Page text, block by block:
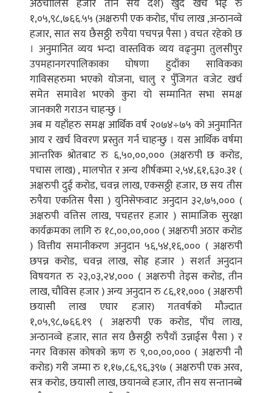
अठचालिस हजार तीन सय दश) खुद खर्च भई रु
१,०५,९८,७६६.५५ (अक्षरुपी एक करोड, पाँच लाख ,अन्ठानव्वे
हजार, सात सय छैसठ्ठी रुपैया पचपन्न पैसा ) वचत रहेको छ
। अनुमानित व्यय भन्दा वास्तविक व्यय वढ्नुमा तुलसीपुर
उपमहानगरपालिकाका घोषणा हुदाँका साविकका
गाविसहरुमा भएको योजना, चालु र पुँजिगत वजेट खर्च
समेत समावेश भएको कुरा यो सम्मानित सभा समक्ष
जानकारी गराउन चाहन्छु ।
अब म यहाँहरु समक्ष आर्थिक वर्ष २०७४÷७५ को अनुमानित
आय र खर्च विवरण प्रस्तुत गर्न चाहन्छु । यस आर्थिक वर्षमा
आन्तरिक श्रोतबाट रु ६,५०,००,००० (अक्षरुपी छ करोड,
पचास लाख) , मालपोत र अन्य शीर्षकमा २,५४,६१,६३०.३१ (
अक्षरुपी दुई करोड, चवन्न लाख, एकसठ्ठी हजार, छ सय तीस
रुपैया एकतिस पैसा ) युनिसेफवाट अनुदान ३२,७५,००० (
अक्षरुपी वत्तिस लाख, पचहत्तर हजार ) सामाजिक सुरक्षा
कार्यक्रमका लागि रु १८,००,००,००० ( अक्षरुपी अठार करोड
) वित्तीय समानीकरण अनुदान ५६,५४,१६,००० ( अक्षरुपी
छपन्न करोड, चवन्न लाख, सोह्र हजार ) सशर्त अनुदान
विषयगत रु २३,०३,२४,००० ( अक्षरुपी तेइस करोड, तीन
लाख, चौविस हजार ) अन्य अनुदान रु ८६,११,००० ( अक्षरुपी
छयासी लाख एघार हजार) गतवर्षको मौज्दात
१,०५,९८,७६६.१९ ( अक्षरुपी एक करोड, पाँच लाख,
अन्ठानव्वे हजार, सात सय छैसठ्ठी रुपैयाँ उन्नाईस पैसा ) र
नगर विकास कोषको ऋण रु ९,००,००,००० ( अक्षरुपी नौ
करोड) गरी जम्मा रु १,१७,८६,९६,३९७ ( अक्षरुपी एक अरव,
सत्र करोड, छयासी लाख, छयानव्वे हजार, तीन सय सन्तानब्बे